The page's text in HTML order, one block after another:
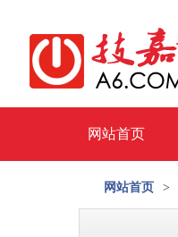
网站首页
网站首页 >